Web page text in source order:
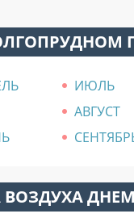
ИЮЛЬ
АВГУСТ
ВОЗДУХА